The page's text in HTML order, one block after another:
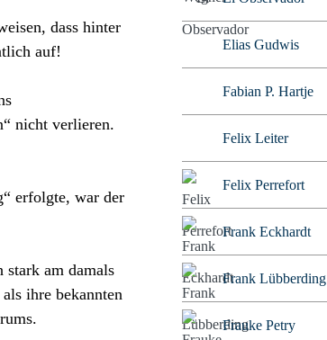
dass hinter
auf!
nicht verlieren.
erfolgte, war der
stark am damals
ihre bekannten
Elias Gudwis
Fabian P. Hartje
Felix Leiter
Felix Perrefort
Frank Eckhardt
Frank Lübberding
Frauke Petry